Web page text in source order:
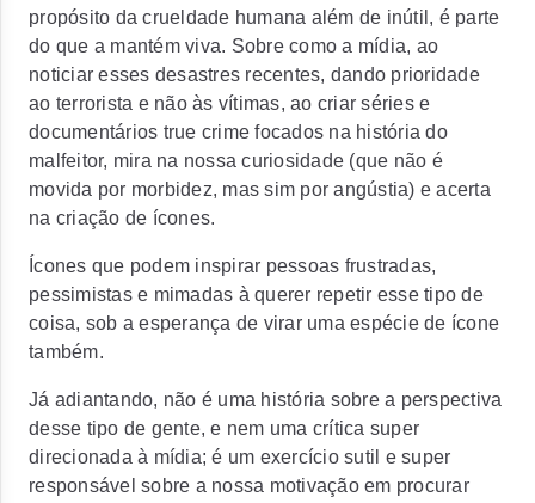
propósito da crueldade humana além de inútil, é parte
do que a mantém viva. Sobre como a mídia, ao
noticiar esses desastres recentes, dando prioridade
ao terrorista e não às vítimas, ao criar séries e
documentários true crimefocados na história do
malfeitor, mira na nossa curiosidade (que não é
movida por morbidez, mas sim por angústia) e acerta
na criação de ícones.
Ícones que podem inspirar pessoas frustradas,
pessimistas e mimadas à querer repetir esse tipo de
coisa, sob a esperança de virar uma espécie de ícone
também.
Já adiantando, não é uma história sobre a perspectiva
desse tipo de gente, e nem uma crítica super
direcionada à mídia; é um exercício sutil e super
responsável sobre a nossa motivação em procurar